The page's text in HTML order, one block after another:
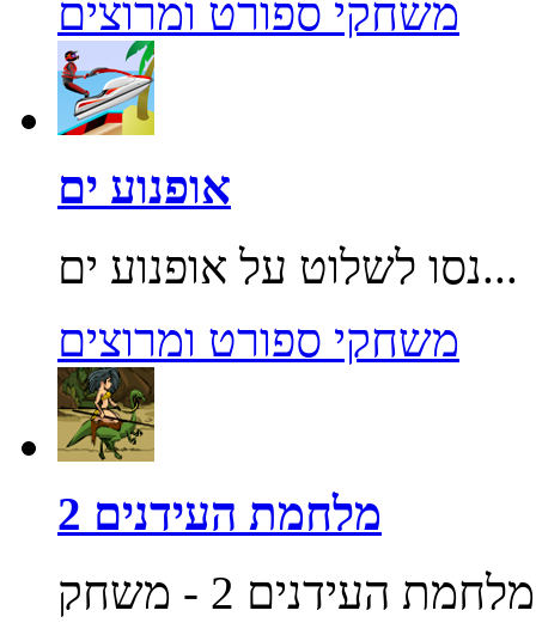
משחקי ספורט ומרוצים
אופנוע ים
נסו לשלוט על אופנוע ים...
משחקי ספורט ומרוצים
מלחמת העידנים 2